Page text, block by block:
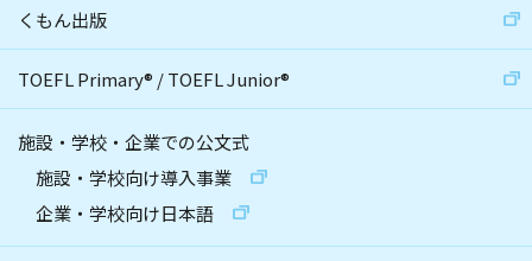
くもん出版
TOEFL Primary® /TOEFL Junior®
施設・学校・企業での公文式
施設・学校向け導入事業
企業・学校向け日本語